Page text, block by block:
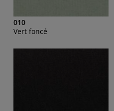
010
Vert foncé